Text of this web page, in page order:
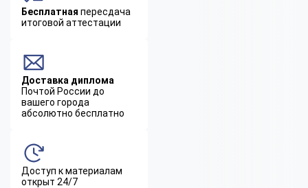
Бесплатная пересдача
итоговой аттестации
Доставка диплома
Почтой России до
вашего города
абсолютно бесплатно
Доступ к материалам
открыт 24/7